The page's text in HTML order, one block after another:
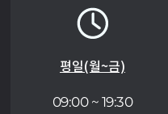
평일(월~금)
09:00 ~ 19:30